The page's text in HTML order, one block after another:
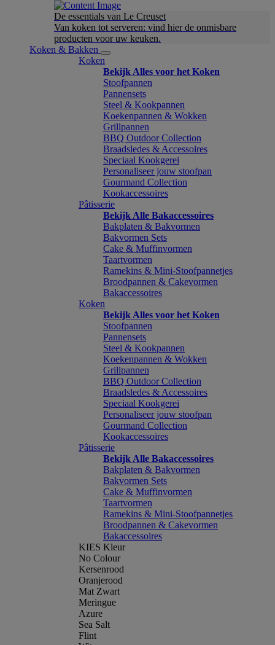
De essentials van Le Creuset
Van koken tot serveren: vind hier de onmisbare
producten voor uw keuken.
Koken & Bakken
Koken
Bekijk Alles voor het Koken
Stoofpannen
Pannensets
Steel & Kookpannen
Koekenpannen & Wokken
Grillpannen
BBQ Outdoor Collection
Braadsledes & Accessoires
Speciaal Kookgerei
Personaliseer jouw stoofpan
Gourmand Collection
Kookaccessoires
Pâtisserie
Bekijk Alle Bakaccessoires
Bakplaten & Bakvormen
Bakvormen Sets
Cake & Muffinvormen
Taartvormen
Ramekins & Mini-Stoofpannetjes
Broodpannen & Cakevormen
Bakaccessoires
Koken
Bekijk Alles voor het Koken
Stoofpannen
Pannensets
Steel & Kookpannen
Koekenpannen & Wokken
Grillpannen
BBQ Outdoor Collection
Braadsledes & Accessoires
Speciaal Kookgerei
Personaliseer jouw stoofpan
Gourmand Collection
Kookaccessoires
Pâtisserie
Bekijk Alle Bakaccessoires
Bakplaten & Bakvormen
Bakvormen Sets
Cake & Muffinvormen
Taartvormen
Ramekins & Mini-Stoofpannetjes
Broodpannen & Cakevormen
Bakaccessoires
KIES Kleur
No Colour
Kersenrood
Oranjerood
Mat Zwart
Meringue
Azure
Sea Salt
Flint